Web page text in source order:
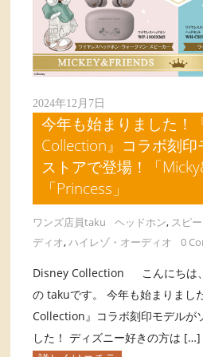
2024年12月7日
今年も始まりました！
Collection』コラボ刻
ストアで登場！「
「Princess」
ワンズ店員taku ヘッドホン, スピ
ディオ, ハイレゾ・オーディオ 0
Disney Collection こんにちは
の takuです。 今年も始まりまし
Collection』コラボ刻印モデルが
した！ ディズニー好きの方は […]